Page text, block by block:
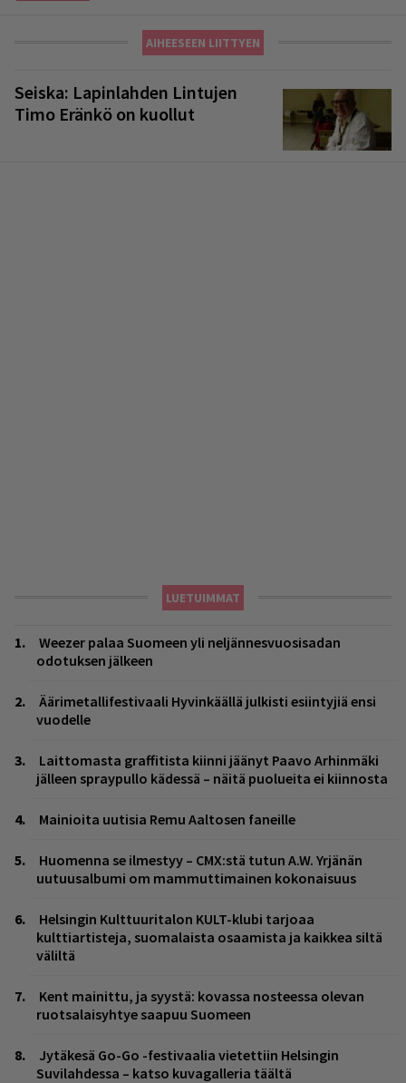
AIHEESEEN LIITTYEN
Seiska: Lapinlahden Lintujen
Timo Eränkö on kuollut
LUETUIMMAT
Weezer palaa Suomeen yli neljännesvuosisadan
odotuksen jälkeen
Äärimetallifestivaali Hyvinkäällä julkisti esiintyjiä ensi
vuodelle
Laittomasta graffitista kiinni jäänyt Paavo Arhinmäki
jälleen spraypullo kädessä – näitä puolueita ei kiinnosta
Mainioita uutisia Remu Aaltosen faneille
Huomenna se ilmestyy – CMX:stä tutun A.W. Yrjänän
uutuusalbumi om mammuttimainen kokonaisuus
Helsingin Kulttuuritalon KULT-klubi tarjoaa
kulttiartisteja, suomalaista osaamista ja kaikkea siltä
väliltä
Kent mainittu, ja syystä: kovassa nosteessa olevan
ruotsalaisyhtye saapuu Suomeen
Jytäkesä Go-Go -festivaalia vietettiin Helsingin
Suvilahdessa – katso kuvagalleria täältä